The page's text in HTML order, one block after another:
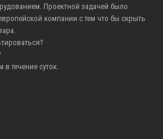
Проектной задачей было
компании с тем что бы скрыть
течение суток.